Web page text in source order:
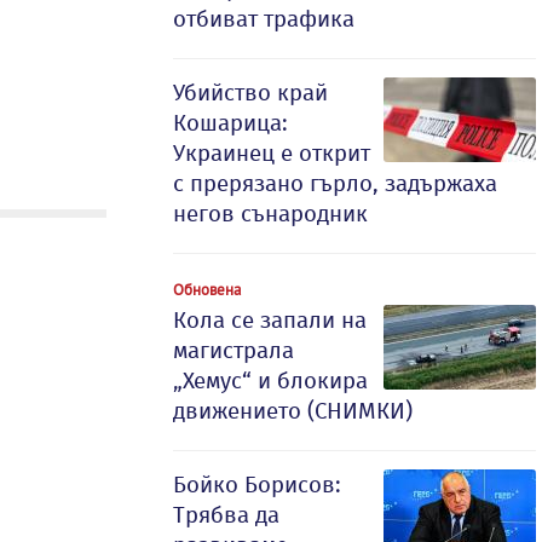
отбиват трафика
Убийство край
Кошарица:
Украинец е открит
с прерязано гърло, задържаха
негов сънародник
Обновена
Кола се запали на
магистрала
„Хемус“ и блокира
движението (СНИМКИ)
Бойко Борисов:
Трябва да